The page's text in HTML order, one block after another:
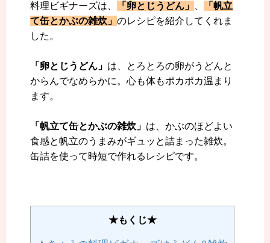
料理ビギナーズは、
「卵とじうどん」
「帆立
て缶とかぶの雑炊」 のレシピを紹介してくれま
した。
「卵とじうどん」 は、とろとろの卵がうどんと
からんでなめらかに。心も体もポカポカ温まり
ます。
「帆立て缶とかぶの雑炊」 は、かぶのほどよい
食感と帆立のうまみがギュッと詰まった雑炊。
缶詰を使って時短で作れるレシピです。
★もくじ★